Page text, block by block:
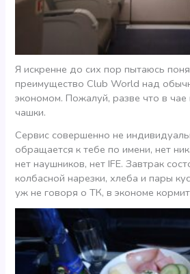
Я искренне до сих пор пытаюсь
преимущество Club World над
экономом. Пожалуй, разве что в чае
чашки.
Сервис совершенно не
обращается к тебе по имени, нет
нет наушников, нет IFE. Завтрак
колбасной нарезки, хлеба и пары
уж не говоря о ТК, в экономе